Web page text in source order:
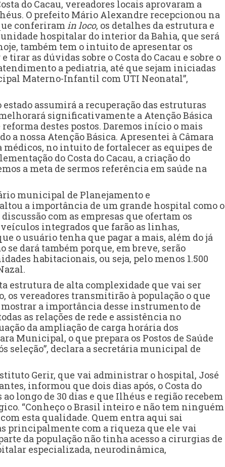
do Cacau, vereadores locais aprovaram a
O prefeito Mário Alexandre recepcionou na
conferiramin loco, os detalhes da estrutura e
hospitalar do interior da Bahia, que será
também tem o intuito de apresentar os
as dúvidas sobre o Costa do Cacau e sobre o
a pediatria, até que sejam iniciadas
Materno-Infantil com UTI Neonatal”,
assumirá a recuperação das estruturas
melhorará significativamente a Atenção Básica
destes postos. Daremos início o mais
a nossa Atenção Básica. Apresentei à Câmara
no intuito de fortalecer as equipes de
do Costa do Cacau, a criação do
a meta de sermos referência em saúde na
municipal de Planejamento e
a importância de um grande hospital como o
com as empresas que ofertam os
integrados que farão as linhas,
o usuário tenha que pagar a mais, além do já
se dará também porque, em breve, serão
habitacionais, ou seja, pelo menos 1.500
estrutura de alta complexidade que vai ser
os vereadores transmitirão à população o que
a importância desse instrumento de
as relações de rede e assistência no
da ampliação de carga horária dos
Municipal, o que prepara os Postos de Saúde
seleção”, declara a secretária municipal de
Gerir, que vai administrar o hospital, José
informou que dois dias após, o Costa do
longo de 30 dias e que Ilhéus e região recebem
“Conheço o Brasil inteiro e não tem ninguém
esta qualidade. Quem entra aqui sai
principalmente com a riqueza que ele vai
da população não tinha acesso a cirurgias de
especializada, neurodinâmica,